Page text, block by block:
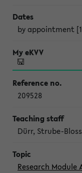
by appointment
209528
Dürr, Strube-Bloss
Research Module